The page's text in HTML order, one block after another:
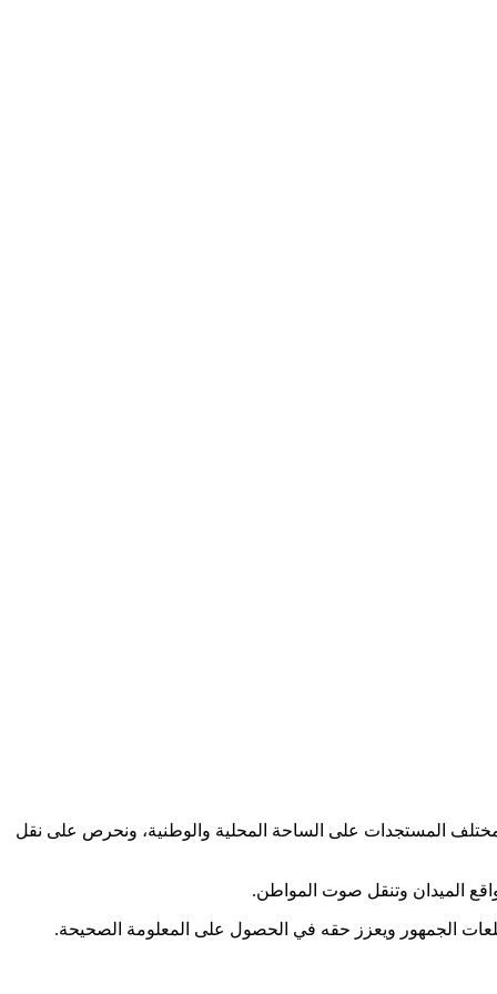
مختلف المستجدات على الساحة المحلية والوطنية، ونحرص على نقل
الميدان وتنقل صوت المواطن.
الجمهور ويعزز حقه في الحصول على المعلومة الصحيحة.